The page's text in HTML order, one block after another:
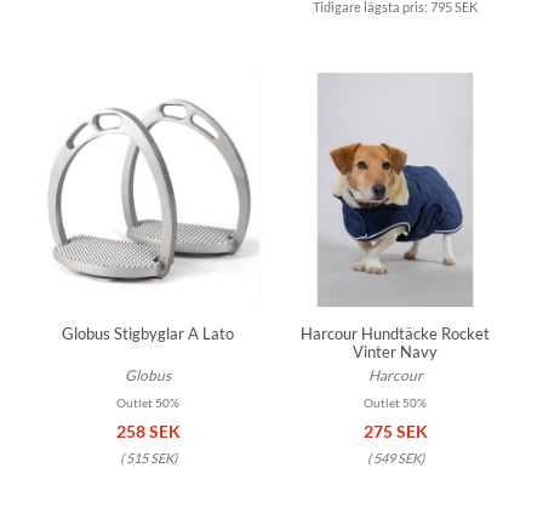
Tidigare lägsta pris: 795 SEK
Globus Stigbyglar A Lato
Globus
Outlet 50%
258 SEK
(515 SEK)
Harcour Hundtäcke Rocket
Vinter Navy
Harcour
Outlet 50%
275 SEK
(549 SEK)